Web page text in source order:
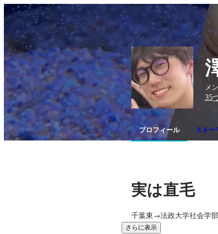
メ
35
プロフィール ストー
実は直毛
千葉東→法政大学社会学
さらに表示